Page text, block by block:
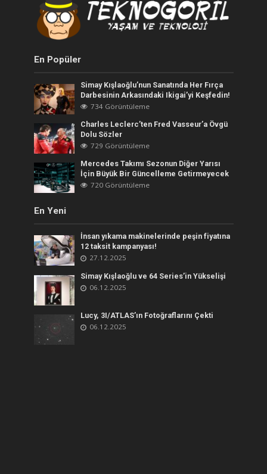
En Popüler
Simay Kışlaoğlu’nun Sanatında Her Fırça
Darbesinin Arkasındaki Ikigai’yi Keşfedin!
734 Görüntüleme
Charles Leclerc’ten Fred Vasseur’a Övgü
Dolu Sözler
729 Görüntüleme
Mercedes Takımı Sezonun Diğer Yarısı
İçin Büyük Bir Güncelleme Getirmeyecek
720 Görüntüleme
En Yeni
İnsan yıkama makinelerinde peşin fiyatına
12 taksit kampanyası!
27.12.2025
Simay Kışlaoğlu ve 64 Series’in Yükselişi
06.12.2025
Lucy, 3I/ATLAS’ın Fotoğraflarını Çekti
06.12.2025